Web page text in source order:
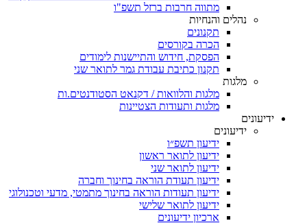
מתווה חרבות ברזל תשפ"ו
נהלים והנחיות
תקנונים
הכרה בקורסים
הפסקת, חידוש והתיישנות לימודים
תקנון כתיבת עבודת גמר לתואר שני
מלגות
מלגות והלוואות / דקנאט הסטודנטים.ות
מלגות ותעודות הצטיינות
ידיעונים
ידיעונים
ידיעון תשפ״ו
ידיעון לתואר ראשון
ידיעון לתואר שני
ידיעון תעודת הוראה בחינוך וחברה
ידיעון תעודות הוראה בחינוך מתמטי, מדעי וטכנולוגי
ידיעון לתואר שלישי
ארכיון ידיעונים